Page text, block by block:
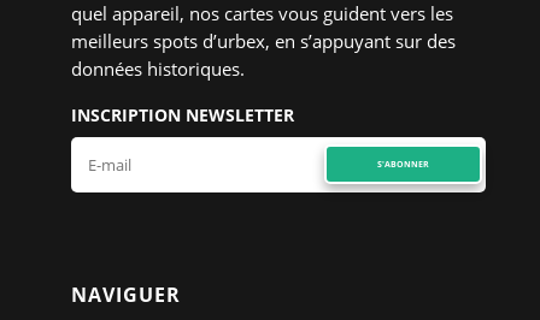
quel appareil, nos cartes vous guident vers les
meilleurs spots d’urbex, en s’appuyant sur des
données historiques.
INSCRIPTION NEWSLETTER
S'ABONNER
NAVIGUER